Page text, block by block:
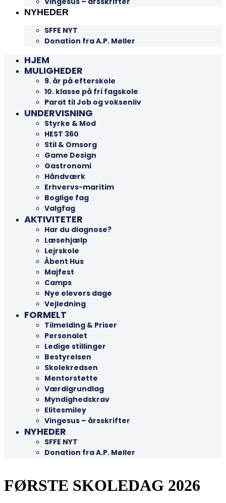
NYHEDER
SFFE NYT
Donation fra A.P. Møller
HJEM
MULIGHEDER
9. år på efterskole
10. klasse på fri fagskole
Parat til Job og voksenliv
UNDERVISNING
Styrke & Mod
HEST 360
Stil & Omsorg
Game Design
Gastronomi
Håndværk
Erhvervs-maritim
Boglige fag
Valgfag
AKTIVITETER
Har du diagnose?
Læsehjælp
Lejrskole
Åbent Hus
Majfest
Camps
Nye elevers dage
Vejledning
FORMELT
Tilmelding & Priser
Personalet
Ledige stillinger
Bestyrelsen
Skolekredsen
Mentorstøtte
Værdigrundlag
Myndighedskrav
Elitesmiley
Vingesus – årsskrifter
NYHEDER
SFFE NYT
Donation fra A.P. Møller
FØRSTE SKOLEDAG 2026